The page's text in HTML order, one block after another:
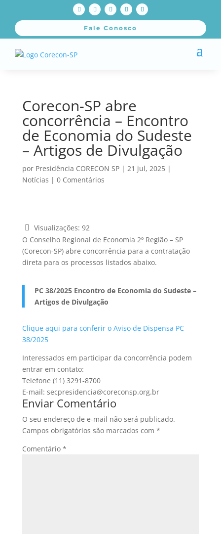
Fale Conosco
Corecon-SP abre
concorrência – Encontro
de Economia do Sudeste
– Artigos de Divulgação
por Presidência CORECON SP| 21 jul, 2025|
Notícias | 0 Comentários
Visualizações: 92
O Conselho Regional de Economia 2º Região – SP
(Corecon-SP) abre concorrência para a contratação
direta para os processos listados abaixo.
PC 38/2025 Encontro de Economia do Sudeste –
Artigos de Divulgação
Clique aqui para conferir o Aviso de Dispensa PC
38/2025
Interessados em participar da concorrência podem
entrar em contato:
Telefone (11) 3291-8700
E-mail: secpresidencia@coreconsp.org.br
Enviar Comentário
O seu endereço de e-mail não será publicado.
Campos obrigatórios são marcados com *
Comentário *